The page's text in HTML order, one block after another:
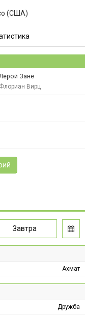
(США)
Зане
Флориан Вирц
Завтра
Ахмат
Дружба